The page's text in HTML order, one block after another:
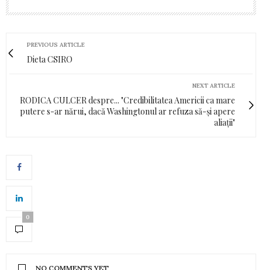
PREVIOUS ARTICLE
Dieta CSIRO
NEXT ARTICLE
RODICA CULCER despre... "Credibilitatea Americii ca mare
putere s-ar nărui, dacă Washingtonul ar refuza să-și apere
aliații"
0
NO COMMENTS YET